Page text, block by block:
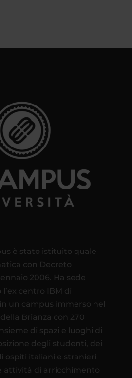
è stato istituito quale
con Decreto
2006. Ha sede
centro IBM di
un campus immerso nel
Brianza con 270
di spazi e luoghi di
degli studenti, dei
ospiti italiani e stranieri
attività di arricchimento